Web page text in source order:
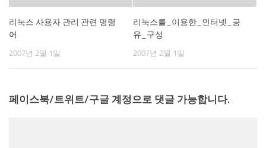
리눅스 사용자 관리 관련 명령
어
2007년 2월 1일
리눅스를_이용한_인터넷_공
유_구성
2007년 2월 1일
페이스북/트위트/구글 계정으로 댓글 가능합니다.